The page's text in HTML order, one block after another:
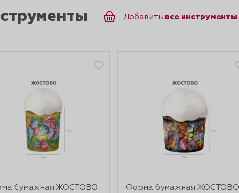
Добавить все инструменты
бумажная ЖОСТОВО
Форма бумажная ЖОСТОВО